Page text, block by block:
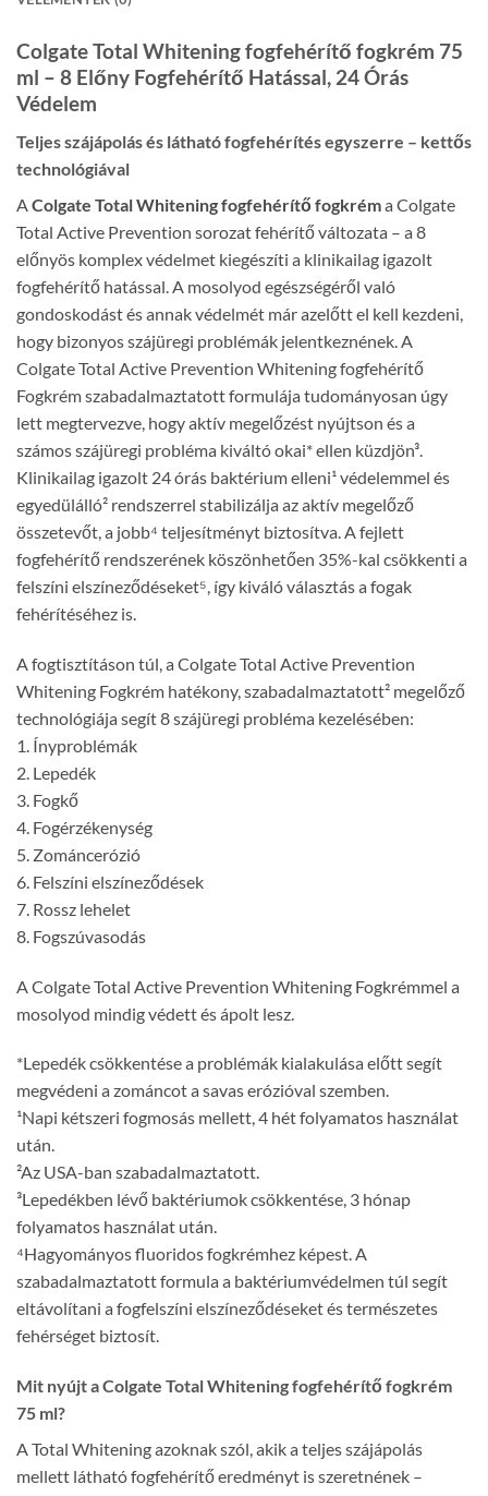
Colgate Total Whitening fogfehérítő fogkrém 75
ml – 8 Előny Fogfehérítő Hatással, 24 Órás
Védelem
Teljes szájápolás és látható fogfehérítés egyszerre – kettős
technológiával
AColgate Total Whitening fogfehérítő fogkréma Colgate
Total Active Prevention sorozat fehérítő változata – a 8
előnyös komplex védelmet kiegészíti a klinikailag igazolt
fogfehérítő hatással. A mosolyod egészségéről való
gondoskodást és annak védelmét már azelőtt el kell kezdeni,
hogy bizonyos szájüregi problémák jelentkeznének. A
Colgate Total Active Prevention Whitening fogfehérítő
Fogkrém szabadalmaztatott formulája tudományosan úgy
lett megtervezve, hogy aktív megelőzést nyújtson és a
számos szájüregi probléma kiváltó okai* ellen küzdjön³.
Klinikailag igazolt 24 órás baktérium elleni¹ védelemmel és
egyedülálló² rendszerrel stabilizálja az aktív megelőző
összetevőt, a jobb⁴ teljesítményt biztosítva. A fejlett
fogfehérítő rendszerének köszönhetően 35%-kal csökkenti a
felszíni elszíneződéseket⁵, így kiváló választás a fogak
fehérítéséhez is.
A fogtisztításon túl, a Colgate Total Active Prevention
Whitening Fogkrém hatékony, szabadalmaztatott² megelőző
technológiája segít 8 szájüregi probléma kezelésében:
1. Ínyproblémák
2. Lepedék
3. Fogkő
4. Fogérzékenység
5. Zománcerózió
6. Felszíni elszíneződések
7. Rossz lehelet
8. Fogszúvasodás
A Colgate Total Active Prevention Whitening Fogkrémmel a
mosolyod mindig védett és ápolt lesz.
*Lepedék csökkentése a problémák kialakulása előtt segít
megvédeni a zománcot a savas erózióval szemben.
¹Napi kétszeri fogmosás mellett, 4 hét folyamatos használat
után.
²Az USA-ban szabadalmaztatott.
³Lepedékben lévő baktériumok csökkentése, 3 hónap
folyamatos használat után.
⁴Hagyományos fluoridos fogkrémhez képest. A
szabadalmaztatott formula a baktériumvédelmen túl segít
eltávolítani a fogfelszíni elszíneződéseket és természetes
fehérséget biztosít.
Mit nyújt a Colgate Total Whitening fogfehérítő fogkrém
75 ml?
A Total Whitening azoknak szól, akik a teljes szájápolás
mellett látható fogfehérítő eredményt is szeretnének –